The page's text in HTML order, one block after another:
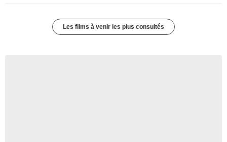
Les films à venir les plus consultés